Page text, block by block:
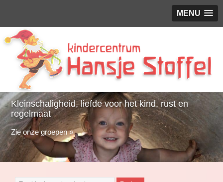
MENU
Kleinschaligheid, liefde voor het kind, rust en
regelmaat
Zie onze groepen »